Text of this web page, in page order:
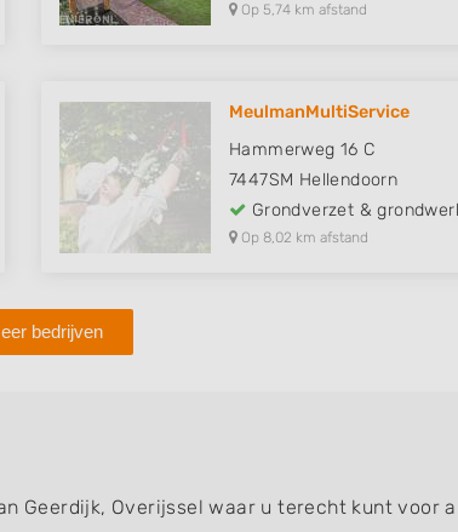
Op 5,74 km afstand
MeulmanMultiService
Hammerweg 16 C
7447SM Hellendoorn
Grondverzet &
Op 8,02 km afstand
bedrijven
Geerdijk, Overijssel waar u terecht kunt voor